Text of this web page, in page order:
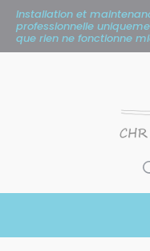
Installation et
professionnelle
que rien ne fonctionne
Panneau de gestion